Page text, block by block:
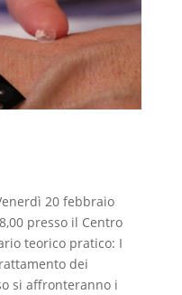
20 febbraio
presso il Centro
teorico pratico: I
dei
si affronteranno i